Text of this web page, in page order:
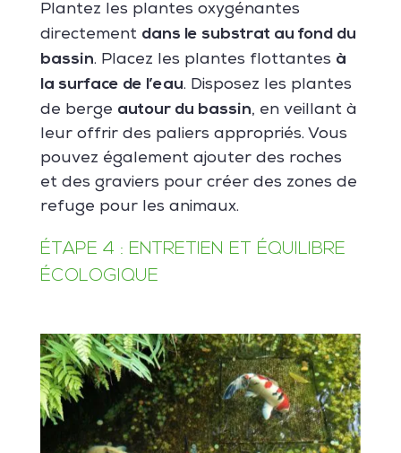
Plantez les plantes oxygénantes
directement dans le substrat au fond du
bassin. Placez les plantes flottantes à
la surface de l’eau. Disposez les plantes
de berge autour du bassin, en veillant à
leur offrir des paliers appropriés. Vous
pouvez également ajouter des roches
et des graviers pour créer des zones de
refuge pour les animaux.
ÉTAPE 4 : ENTRETIEN ET ÉQUILIBRE
ÉCOLOGIQUE